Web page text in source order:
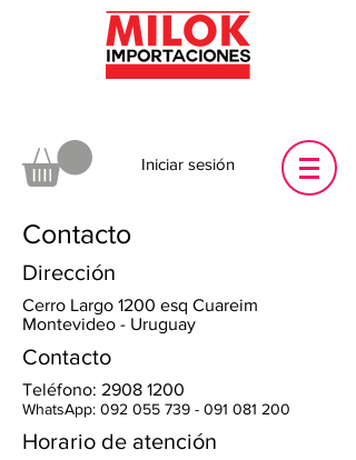
Iniciar sesión
Contacto
Dirección
Cerro Largo 1200 esq Cuareim
Montevideo - Uruguay
Contacto
Teléfono: 2908 1200
WhatsApp: 092 055 739 - 091 081 200
Horario de atención